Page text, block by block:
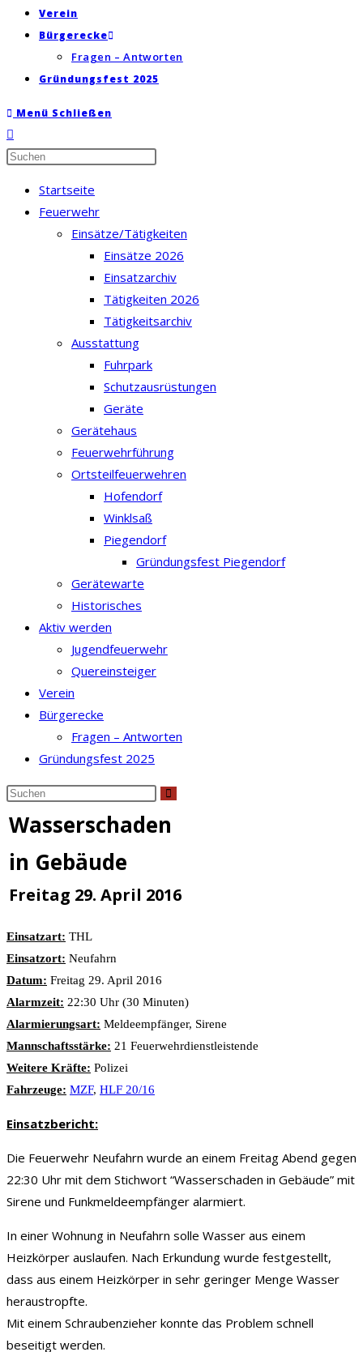
Verein
Bürgerecke
Fragen – Antworten
Gründungsfest 2025
Menü Schließen
Press
the
search
panel.
Startseite
Feuerwehr
Einsätze/Tätigkeiten
Einsätze 2026
Einsatzarchiv
Tätigkeiten 2026
Tätigkeitsarchiv
Ausstattung
Fuhrpark
Schutzausrüstungen
Geräte
Gerätehaus
Feuerwehrführung
Ortsteilfeuerwehren
Hofendorf
Winklsaß
Piegendorf
Gründungsfest Piegendorf
Gerätewarte
Historisches
Aktiv werden
Jugendfeuerwehr
Quereinsteiger
Verein
Bürgerecke
Fragen – Antworten
Gründungsfest 2025
Diese
Website
durchsuchen
Wasserschaden
in Gebäude
Freitag 29. April 2016
Einsatzart: THL
Einsatzort: Neufahrn
Datum: Freitag 29. April 2016
Alarmzeit: 22:30 Uhr (30 Minuten)
Alarmierungsart: Meldeempfänger, Sirene
Mannschaftsstärke: 21 Feuerwehrdienstleistende
Weitere Kräfte: Polizei
Fahrzeuge: MZF, HLF 20/16
Einsatzbericht:
Die Feuerwehr Neufahrn wurde an einem Freitag Abend gegen
22:30 Uhr mit dem Stichwort “Wasserschaden in Gebäude” mit
Sirene und Funkmeldeempfänger alarmiert.
In einer Wohnung in Neufahrn solle Wasser aus einem
Heizkörper auslaufen. Nach Erkundung wurde festgestellt,
dass aus einem Heizkörper in sehr geringer Menge Wasser
heraustropfte.
Mit einem Schraubenzieher konnte das Problem schnell
beseitigt werden.